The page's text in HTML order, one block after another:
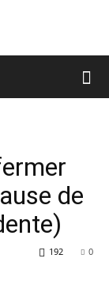
de
0
192